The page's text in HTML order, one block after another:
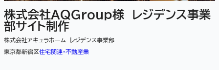
株式会社AQGroup様 レジデンス事業
部サイト制作
株式会社アキュラホーム レジデンス事業部
東京都新宿区住宅関連・不動産業